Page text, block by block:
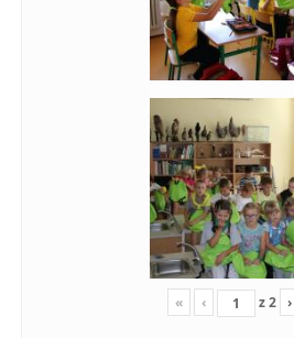
« ‹ z2 ›